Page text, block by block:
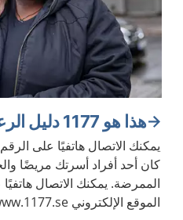
هذا هو 1177 دليل الرعاية الصحية
كان أحد أفراد أسرتك مريضًا
الممرضة. يمكنك الاتصال